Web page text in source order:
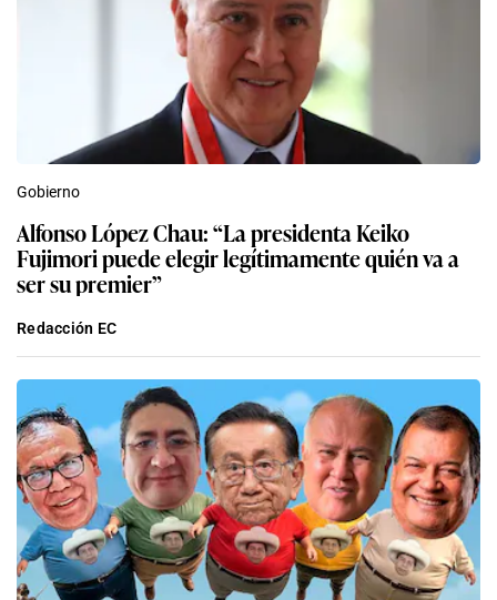
Gobierno
Alfonso López Chau: “La presidenta Keiko
Fujimori puede elegir legítimamente quién va a
ser su premier”
Redacción EC